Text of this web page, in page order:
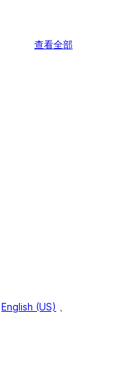
查看全部评
English (US) 、